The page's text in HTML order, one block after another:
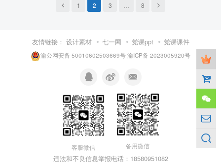
1 2 3 8
友情链接： 设计素材 七一网 党课ppt 党课课件
渝公网安备 50010602503669号渝ICP备 2023005920号
客服微信 备用微信
违法和不良信息举报电话：18580951082